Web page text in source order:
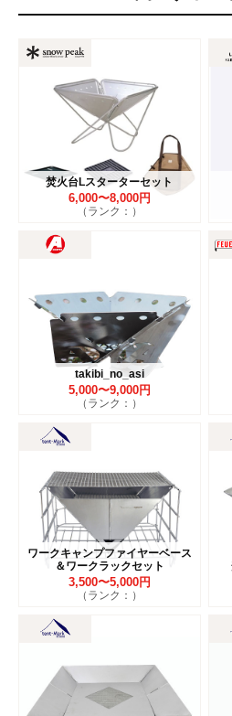
焚火台Lスターターセット
6,000〜8,000円
（ランク：）
takibi_no_asi
5,000〜9,000円
（ランク：）
ワークキャンプファイヤーベース
＆ワークラックセット
3,500〜5,000円
（ランク：）